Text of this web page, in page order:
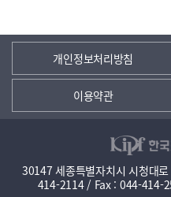
개인정보처리방침
이용약관
30147 세종특별자치시 시청대
414-2114 / Fax : 044-414-